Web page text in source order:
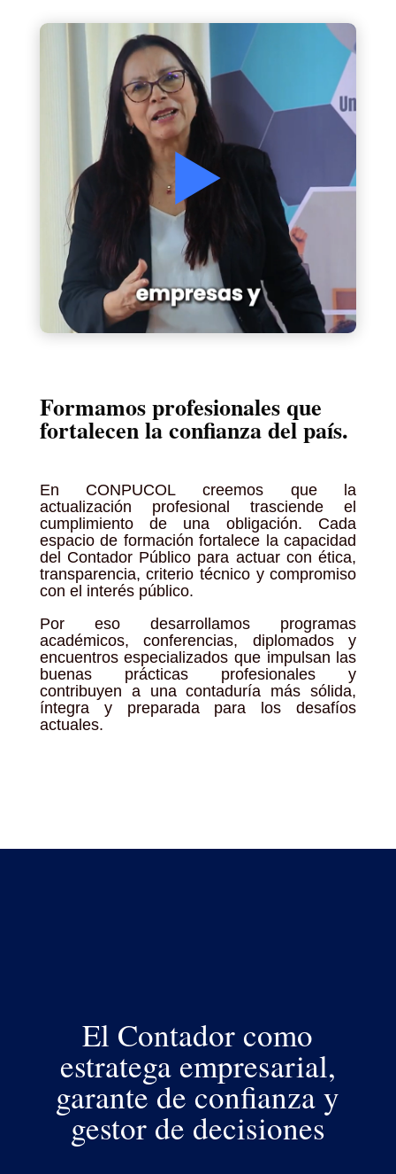
Formamos profesionales que
fortalecen la confianza del país.
En CONPUCOL creemos que la
actualización profesional trasciende el
cumplimiento de una obligación. Cada
espacio de formación fortalece la capacidad
del Contador Público para actuar con ética,
transparencia, criterio técnico y compromiso
con el interés público.
Por eso desarrollamos programas
académicos, conferencias, diplomados y
encuentros especializados que impulsan las
buenas prácticas profesionales y
contribuyen a una contaduría más sólida,
íntegra y preparada para los desafíos
actuales.
El Contador como
estratega empresarial,
garante de confianza y
gestor de decisiones